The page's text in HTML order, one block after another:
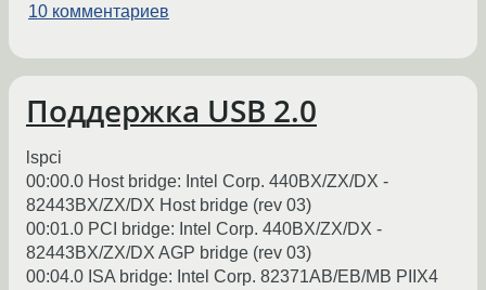
10 комментариев
Поддержка USB 2.0
lspci
00:00.0 Host bridge: Intel Corp. 440BX/ZX/DX -
82443BX/ZX/DX Host bridge (rev 03)
00:01.0 PCI bridge: Intel Corp. 440BX/ZX/DX -
82443BX/ZX/DX AGP bridge (rev 03)
00:04.0 ISA bridge: Intel Corp. 82371AB/EB/MB PIIX4